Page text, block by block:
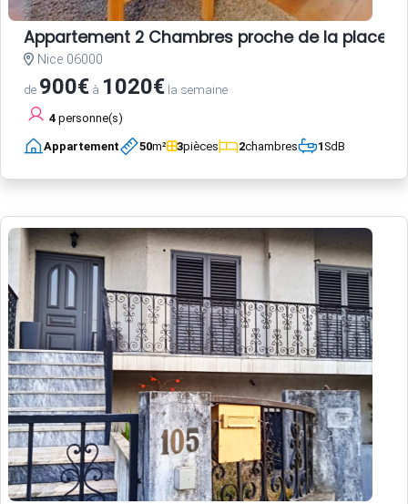
Appartement 2 Chambres proche de la place
Nice 06000
de 900€ à 1020€ la semaine
4 personne(s)
Appartement 50m² 3pièces 2chambres 1SdB